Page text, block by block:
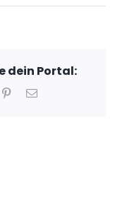
dein Portal:
PinterestEmail